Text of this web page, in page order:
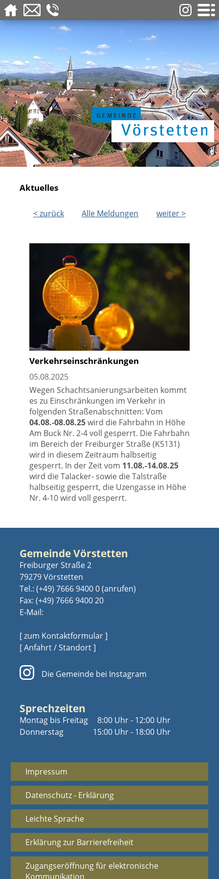
Aktuelles
< zurück Alle Meldungen weiter >
Verkehrseinschränkungen
05.08.2025
Wegen Schachtsanierungsarbeiten kommt
es zu Einschränkungen im Verkehr in
folgenden Straßenabschnitten: Vom
04.08.-08.08.25wird die Fahrbahn in Höhe
Am Buck Nr. 2-4 voll gesperrt. Die Fahrbahn
im Bereich der Freiburger Straße (K5131)
wird in diesem Zeitraum halbseitig
gesperrt. In der Zeit vom 11.08.-14.08.25
wird die Talacker- sowie die Talstraße
halbseitig gesperrt, die Uzengasse in Höhe
Nr. 4-10 wird voll gesperrt.
Gemeinde Vörstetten
Freiburger Straße 2
79279 Vörstetten
Tel.: (+49) 7666 9400 0
Fax: (+49) 7666 9400 20
E-Mail:
[ zum Kontaktformular ]
[ Anfahrt / Standort ]
Die Gemeinde bei Instagram
Sprechzeiten
Montag bis Freitag
Donnerstag
8:00 Uhr - 12:00 Uhr
15:00 Uhr - 18:00 Uhr
Impressum
Datenschutz - Erklärung
Leichte Sprache
Erklärung zur Barrierefreiheit
Zugangseröffnung für elektronische
Kommunikation